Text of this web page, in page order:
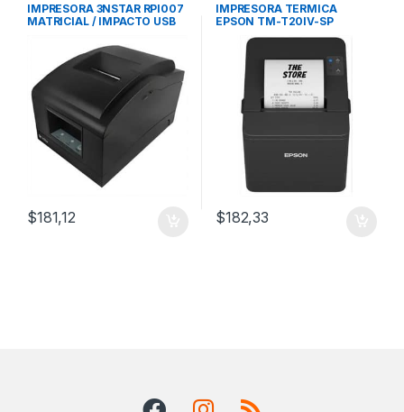
IMPRESORA 3NSTAR RPI007
MATRICIAL / IMPACTO USB
$181,12
IMPRESORA TERMICA
EPSON TM-T20IV-SP
USB+RED+SERIE
$182,33